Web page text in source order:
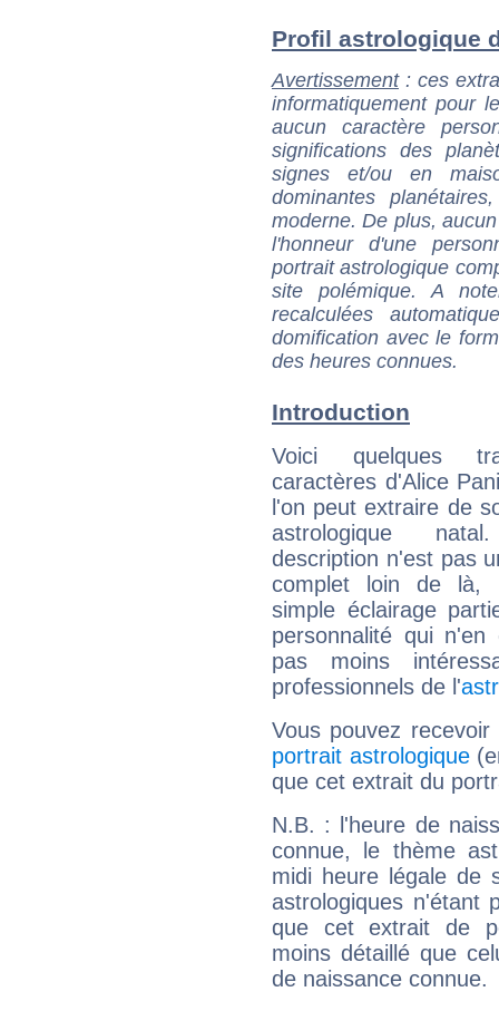
Profil astrologique
Avertissement: ces
informatiquement pour
aucun caractère
significations des
signes et/ou en
dominantes
moderne. De plus,
l'honneur d'une
portrait astrologique
site polémique. A
recalculées
domification avec le
des heures connues.
Introduction
Voici quelques
caractères d'Alice
l'on peut extraire de
astrologique
description n'est pas
complet loin de là,
simple éclairage
personnalité qui n'en
pas moins
professionnels de l'
Vous pouvez
portrait astrologique
que cet extrait du
N.B. : l'heure de
connue, le thème
midi heure légale de
astrologiques n'étant
que cet extrait de
moins détaillé que
de naissance connue.